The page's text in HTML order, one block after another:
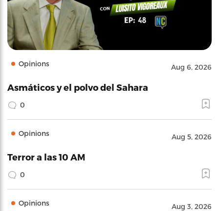
Opinions Aug 6, 2026
Asmáticos y el polvo del Sahara
0
Opinions Aug 5, 2026
Terror a las 10 AM
0
Opinions Aug 3, 2026